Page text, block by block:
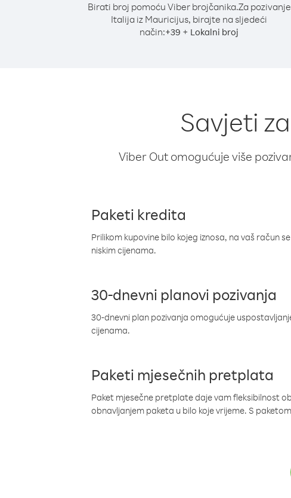
Birati broj pomoću Viber brojčanika.Za pozivanje
Italija iz Mauricijus, birajte na sljedeći
način:+39 + Lokalni broj
Savjeti
Viber Out omogućuje više
Paketi kredita
Prilikom kupovine bilo kojeg iznosa, na vaš račun
niskim cijenama.
30-dnevni planovi pozivanja
30-dnevni plan pozivanja omogućuje
cijenama.
Paketi mjesečnih pretplata
Paket mjesečne pretplate daje vam fleksibilnost
obnavljanjem paketa u bilo koje vrijeme. S